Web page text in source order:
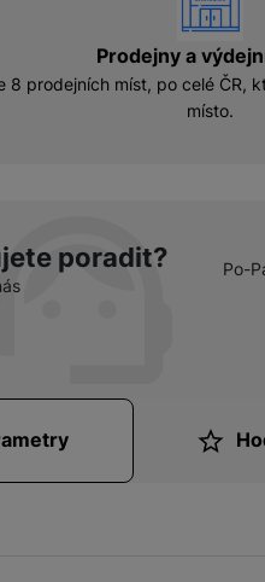
Prodejny a
8 prodejních míst, po celé ČR,
místo.
poradit? Po-